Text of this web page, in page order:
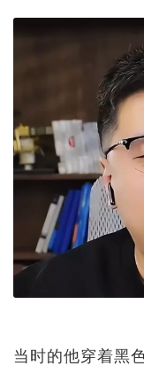
当时的他穿着黑